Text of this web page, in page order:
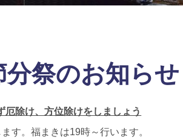
分祭のお知らせ
厄除け、方位除けをしましょう
す。福まきは19時～行います。